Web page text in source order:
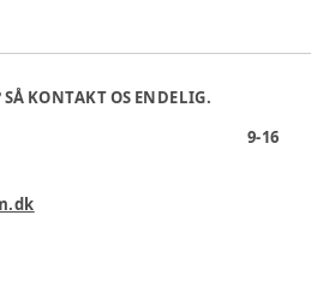
KONTAKT OS ENDELIG.
9-16